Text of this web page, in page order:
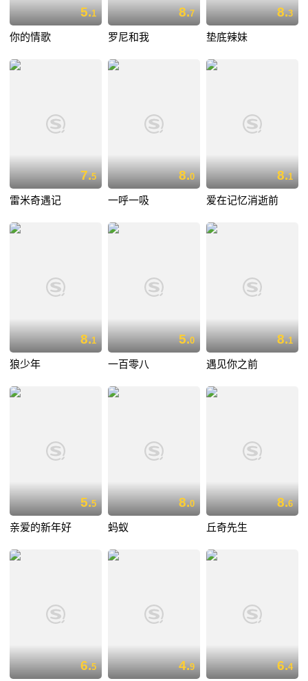
5.1
你的情歌
8.7
罗尼和我
8.3
垫底辣妹
7.5
雷米奇遇记
8.0
一呼一吸
8.1
爱在记忆消逝前
8.1
狼少年
5.0
一百零八
8.1
遇见你之前
5.5
亲爱的新年好
8.0
蚂蚁
8.6
丘奇先生
6.5 4.9 6.4